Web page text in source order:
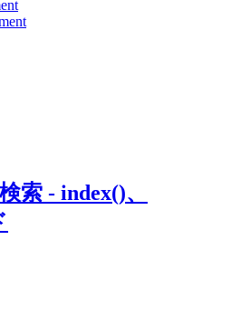
索 - index()、